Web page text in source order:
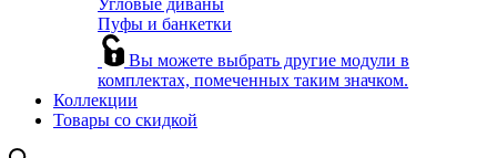
Угловые диваны
Пуфы и банкетки
Вы можете выбрать другие модули в
комплектах, помеченных таким значком.
Коллекции
Товары со скидкой